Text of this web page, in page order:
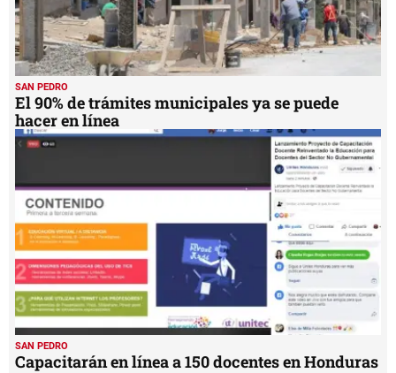
SAN PEDRO
El 90% de trámites municipales ya se puede
hacer en línea
SAN PEDRO
Capacitarán en línea a 150 docentes en Honduras